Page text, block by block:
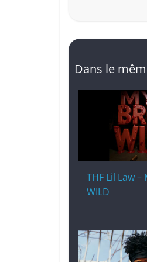
Dans le
THF Lil Law –
WILD